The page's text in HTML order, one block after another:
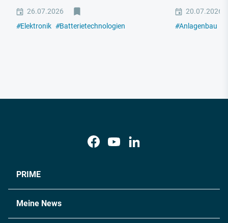
26.07.2026
#Elektronik #Batterietechnologien
20.07.2026
#Anlagenbau
PRIME
Meine News